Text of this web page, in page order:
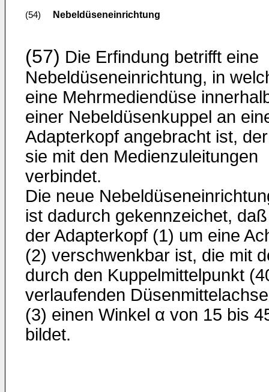
(54) Nebeldüseneinrichtung
(57) Die Erfindung betrifft eine
Nebeldüseneinrichtung, in
eine Mehrmediendüse
einer Nebeldüsenkuppel an
Adapterkopf angebracht ist, der
sie mit den Medienzuleitungen
verbindet.
Die neue
ist dadurch gekennzeichet, daß
der Adapterkopf (1) um eine
(2) verschwenkbar ist, die mit
durch den Kuppelmittelpunkt
verlaufenden Düsenmittelachse
(3) einen Winkel α von 15 bis
bildet.